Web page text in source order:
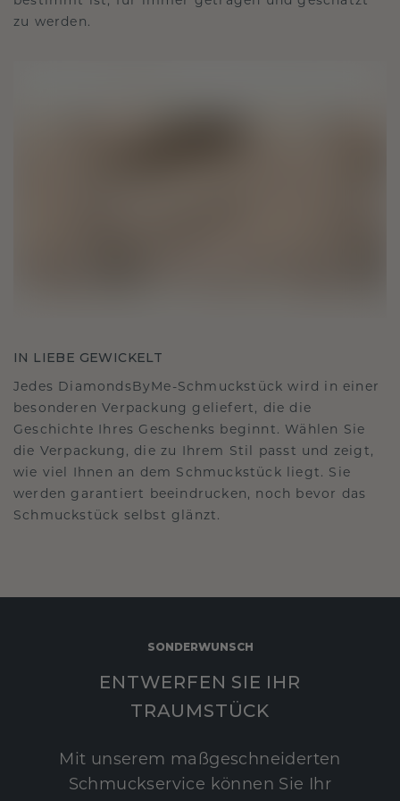
zu werden.
IN LIEBE GEWICKELT
Jedes DiamondsByMe-Schmuckstück wird in einer
besonderen Verpackung geliefert, die die
Geschichte Ihres Geschenks beginnt. Wählen Sie
die Verpackung, die zu Ihrem Stil passt und zeigt,
wie viel Ihnen an dem Schmuckstück liegt. Sie
werden garantiert beeindrucken, noch bevor das
Schmuckstück selbst glänzt.
SONDERWUNSCH
ENTWERFEN SIE IHR
TRAUMSTÜCK
Mit unserem maßgeschneiderten
Schmuckservice können Sie Ihr